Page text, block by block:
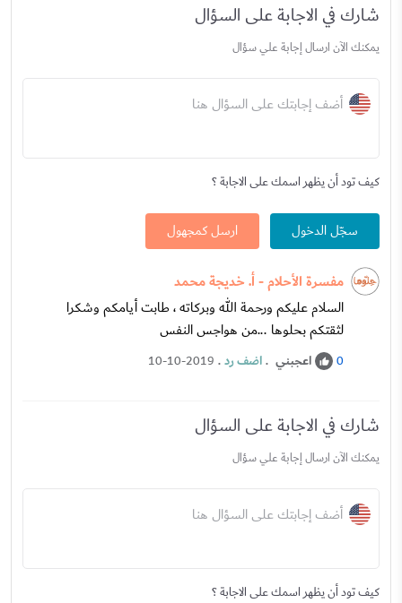
شارك في الاجابة على السؤال
يمكنك الآن ارسال إجابة علي سؤال
أضف إجابتك على السؤال هنا
كيف تود أن يظهر اسمك على الاجابة ؟
سجّل الدخول ارسل كمجهول
مفسرة الأحلام - أ. خديجة محمد
السلام عليكم ورحمة الله وبركاته ، طابت أيامكم وشكرا
لثقتكم بحلوها ...من هواجس النفس
0 اعجبني .اضف رد.
10-10-2019
شارك في الاجابة على السؤال
يمكنك الآن ارسال إجابة علي سؤال
أضف إجابتك على السؤال هنا
كيف تود أن يظهر اسمك على الاجابة ؟